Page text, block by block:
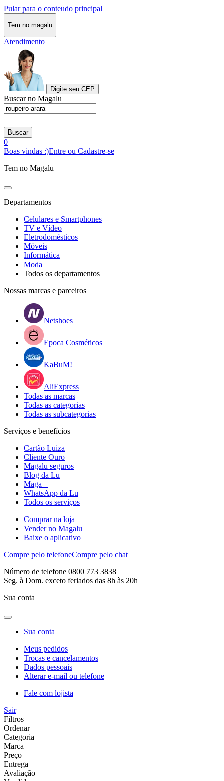
Pular para o conteudo principal
Tem no magalu
Atendimento
Digite seu CEP
Buscar no Magalu
Buscar
0
Boas vindas :)Entre ou Cadastre-se
Tem no Magalu
Departamentos
Celulares e Smartphones
TV e Vídeo
Eletrodomésticos
Móveis
Informática
Moda
Todos os departamentos
Nossas marcas e parceiros
Netshoes
Epoca Cosméticos
KaBuM!
AliExpress
Todas as marcas
Todas as categorias
Todas as subcategorias
Serviços e benefícios
Cartão Luiza
Cliente Ouro
Magalu seguros
Blog da Lu
Maga +
WhatsApp da Lu
Todos os serviços
Comprar na loja
Vender no Magalu
Baixe o aplicativo
Compre pelo telefoneCompre pelo chat
Número de telefone 0800 773 3838
Seg. à Dom. exceto feriados das 8h às 20h
Sua conta
Sua conta
Meus pedidos
Trocas e cancelamentos
Dados pessoais
Alterar e-mail ou telefone
Fale com lojista
Sair
Filtros
Ordenar
Categoria
Marca
Preço
Entrega
Avaliação